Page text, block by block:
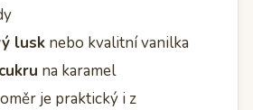
lusk nebo kvalitní vanilka
na karamel
je praktický i z